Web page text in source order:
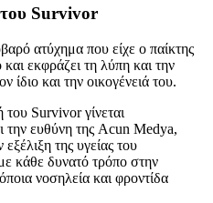
του Survivor
ατύχημα που είχε ο παίκτης
εκφράζει τη λύπη και την
και την οικογένειά του.
Survivor γίνεται
την ευθύνη της Acun Medya,
της υγείας του
κάθε δυνατό τρόπο στην
νοσηλεία και φροντίδα